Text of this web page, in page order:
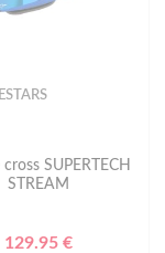
SUPERTECH
STREAM
129.95 €